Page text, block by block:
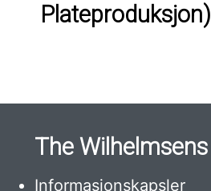
Plateproduksjon)
The Wilhelmsens
Informasjonskapsler